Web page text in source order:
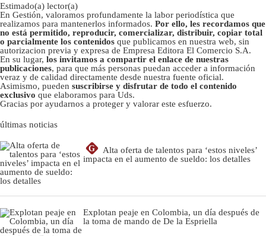
Estimado(a) lector(a)
En Gestión, valoramos profundamente la labor periodística que
realizamos para mantenerlos informados. Por ello, les recordamos que
no está permitido, reproducir, comercializar, distribuir, copiar total
o parcialmente los contenidos que publicamos en nuestra web, sin
autorizacion previa y expresa de Empresa Editora El Comercio S.A.
En su lugar, los invitamos a compartir el enlace de nuestras
publicaciones, para que más personas puedan acceder a información
veraz y de calidad directamente desde nuestra fuente oficial.
Asimismo, pueden suscribirse y disfrutar de todo el contenido
exclusivo que elaboramos para Uds.
Gracias por ayudarnos a proteger y valorar este esfuerzo.
últimas noticias
G
Alta oferta de talentos para ‘estos niveles’
impacta en el aumento de sueldo: los detalles
Explotan peaje en Colombia, un día después de
la toma de mando de De la Espriella